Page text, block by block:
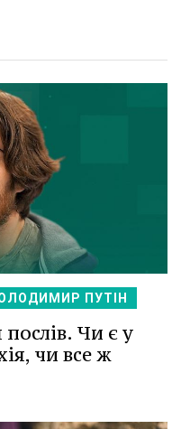
ПУТІН
Чи є у
чи все ж